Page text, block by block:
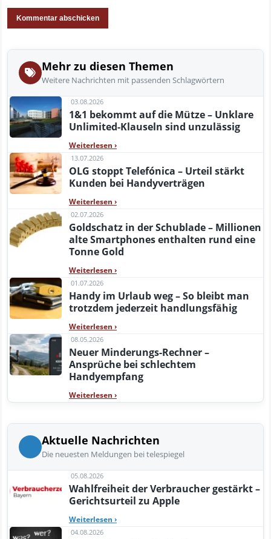
Mehr zu diesen Themen
Weitere Nachrichten mit passenden Schlagwörtern
03.08.2026
1&1 bekommt auf die Mütze – Unklare
Unlimited-Klauseln sind unzulässig
Weiterlesen ›
13.07.2026
OLG stoppt Telefónica – Urteil stärkt
Kunden bei Handyverträgen
Weiterlesen ›
02.07.2026
Goldschatz in der Schublade – Millionen
alte Smartphones enthalten rund eine
Tonne Gold
Weiterlesen ›
01.07.2026
Handy im Urlaub weg – So bleibt man
trotzdem jederzeit handlungsfähig
Weiterlesen ›
08.05.2026
Neuer Minderungs-Rechner –
Ansprüche bei schlechtem
Handyempfang
Weiterlesen ›
Aktuelle Nachrichten
Die neuesten Meldungen bei telespiegel
05.08.2026
Wahlfreiheit der Verbraucher gestärkt –
Gerichtsurteil zu Apple
Weiterlesen ›
04.08.2026